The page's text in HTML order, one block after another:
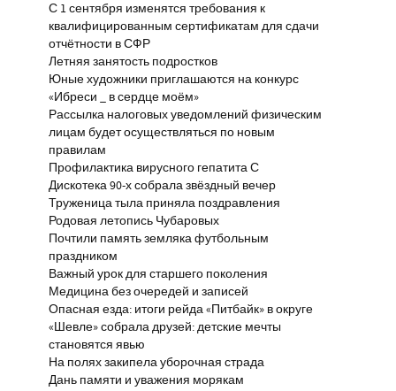
С 1 сентября изменятся требования к
квалифицированным сертификатам для сдачи
отчётности в СФР
Летняя занятость подростков
Юные художники приглашаются на конкурс
«Ибреси _ в сердце моём»
Рассылка налоговых уведомлений физическим
лицам будет осуществляться по новым
правилам
Профилактика вирусного гепатита С
Дискотека 90-х собрала звёздный вечер
Труженица тыла приняла поздравления
Родовая летопись Чубаровых
Почтили память земляка футбольным
праздником
Важный урок для старшего поколения
Медицина без очередей и записей
Опасная езда: итоги рейда «Питбайк» в округе
«Шевле» собрала друзей: детские мечты
становятся явью
На полях закипела уборочная страда
Дань памяти и уважения морякам